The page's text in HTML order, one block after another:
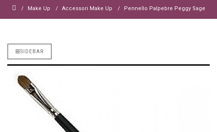
Make Up Accessori Make Up Pennello Palpebre Peggy Sage
SIDEBAR